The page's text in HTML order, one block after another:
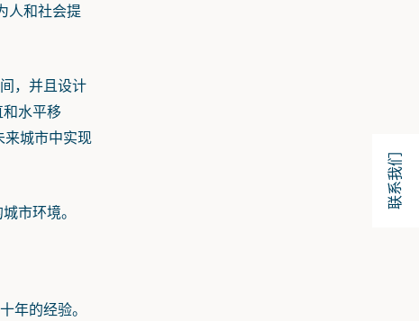
联系我们
人和社会提
，并且设计
水平移
来城市中实现
市环境。
的经验。